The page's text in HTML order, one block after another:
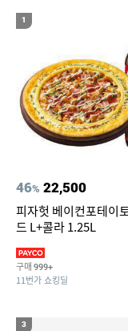
1
46% 22,500
피자헛 베이컨포테이
드 L+콜라 1.25L
구매 999+
11번가 쇼킹딜
3